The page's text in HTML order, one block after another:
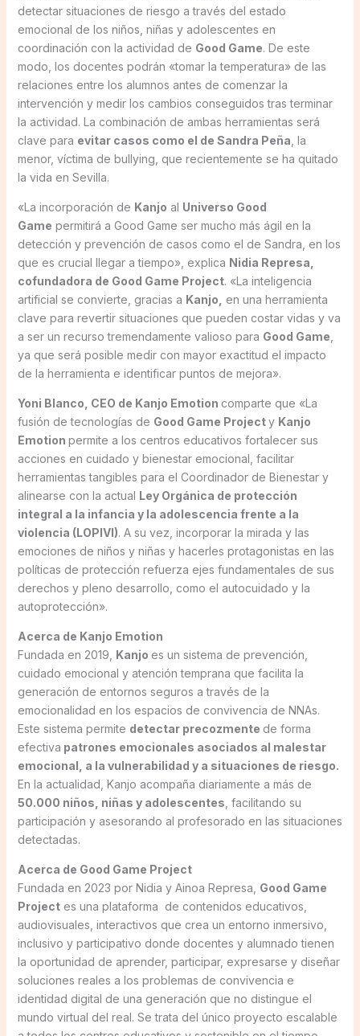
detectar situaciones de riesgo a través del estado
emocional de los niños, niñas y adolescentes en
coordinación con la actividad de Good Game. De este
modo, los docentes podrán «tomar la temperatura» de las
relaciones entre los alumnos antes de comenzar la
intervención y medir los cambios conseguidos tras terminar
la actividad. La combinación de ambas herramientas será
clave para evitar casos como el de Sandra Peña , la
menor, víctima de bullying, que recientemente se ha quitado
la vida en Sevilla.
«La incorporación de Kanjo al Universo Good
Game permitirá a Good Game ser mucho más ágil en la
detección y prevención de casos como el de Sandra, en los
que es crucial llegar a tiempo», explica Nidia Represa,
cofundadora de Good Game Project. «La inteligencia
artificial se convierte, gracias a Kanjo,
en una herramienta
clave para revertir situaciones que pueden costar vidas y va
a ser un recurso tremendamente valioso para Good Game
ya que será posible medir con mayor exactitud el impacto
de la herramienta e identificar puntos de mejora».
Yoni Blanco, CEO de Kanjo Emotion comparte que «La
fusión de tecnologías de Good Game Projecty Kanjo
Emotion permite a los centros educativos fortalecer sus
acciones en cuidado y bienestar emocional, facilitar
herramientas tangibles para el Coordinador de Bienestar y
alinearse con la actual Ley Orgánica de protección
integral a la infancia y la adolescencia frente a la
violencia (LOPIVI). A su vez, incorporar la mirada y las
emociones de niños y niñas y hacerles protagonistas en las
políticas de protección refuerza ejes fundamentales de sus
derechos y pleno desarrollo, como el autocuidado y la
autoprotección».
Acerca de Kanjo Emotion
Fundada en 2019, Kanjo es un sistema de prevención,
cuidado emocional y atención temprana que facilita la
generación de entornos seguros a través de la
emocionalidad en los espacios de convivencia de NNAs.
Este sistema permite detectar precozmente de forma
efectiva patrones emocionales asociados al malestar
emocional, a la vulnerabilidad y a situaciones de riesgo.
En la actualidad, Kanjo acompaña diariamente a más de
50.000 niños, niñas y adolescentes , facilitando su
participación y asesorando al profesorado en las situaciones
detectadas.
Acerca de Good Game Project
Fundada en 2023 por Nidia y Ainoa Represa, Good Game
Projectes una plataforma de contenidos educativos,
audiovisuales, interactivos que crea un entorno inmersivo,
inclusivo y participativo donde docentes y alumnado tienen
la oportunidad de aprender, participar, expresarse y diseñar
soluciones reales a los problemas de convivencia e
identidad digital de una generación que no distingue el
mundo virtual del real. Se trata del único proyecto escalable